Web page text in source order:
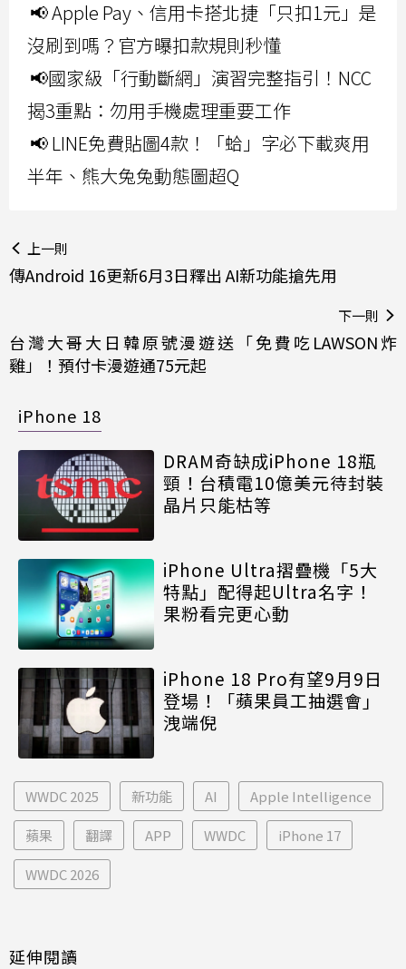
📢 Apple Pay、信用卡搭北捷「只扣1元」是
沒刷到嗎？官方曝扣款規則秒懂
📢國家級「行動斷網」演習完整指引！NCC
揭3重點：勿用手機處理重要工作
📢 LINE免費貼圖4款！「蛤」字必下載爽用
半年、熊大兔兔動態圖超Q
上一則
傳Android 16更新6月3日釋出 AI新功能搶先用
下一則
台灣大哥大日韓原號漫遊送「免費吃LAWSON炸
雞」！預付卡漫遊通75元起
iPhone 18
DRAM奇缺成iPhone 18瓶
頸！台積電10億美元待封裝
晶片只能枯等
iPhone Ultra摺疊機「5大
特點」配得起Ultra名字！
果粉看完更心動
iPhone 18 Pro有望9月9日
登場！「蘋果員工抽選會」
洩端倪
WWDC 2025 新功能 AI Apple Intelligence
蘋果 翻譯 APP WWDC iPhone 17
WWDC 2026
延伸閱讀